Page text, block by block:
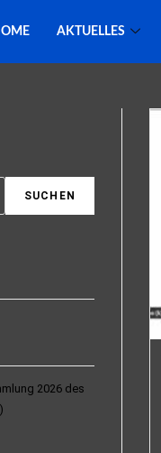
AKTUELLES
SUCHEN
2026 des